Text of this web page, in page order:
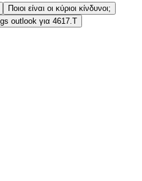
Ποιοι είναι οι κύριοι κίνδυνοι;
outlook για 4617.T